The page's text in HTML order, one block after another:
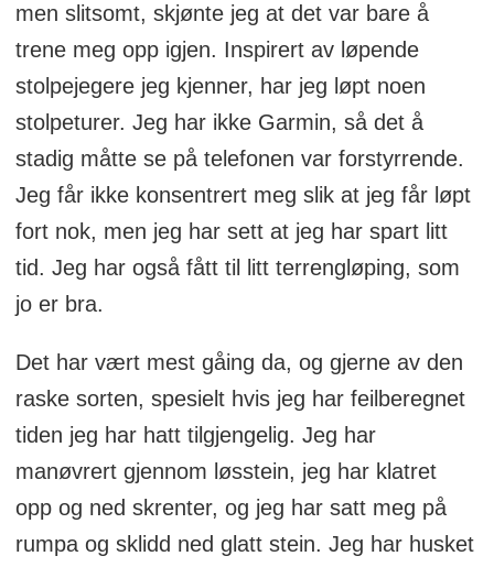
men slitsomt, skjønte jeg at det var bare å
trene meg opp igjen. Inspirert av løpende
stolpejegere jeg kjenner, har jeg løpt noen
stolpeturer. Jeg har ikke Garmin, så det å
stadig måtte se på telefonen var forstyrrende.
Jeg får ikke konsentrert meg slik at jeg får løpt
fort nok, men jeg har sett at jeg har spart litt
tid. Jeg har også fått til litt terrengløping, som
jo er bra.
Det har vært mest gåing da, og gjerne av den
raske sorten, spesielt hvis jeg har feilberegnet
tiden jeg har hatt tilgjengelig. Jeg har
manøvrert gjennom løsstein, jeg har klatret
opp og ned skrenter, og jeg har satt meg på
rumpa og sklidd ned glatt stein. Jeg har husket